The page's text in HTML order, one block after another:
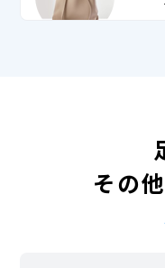
その